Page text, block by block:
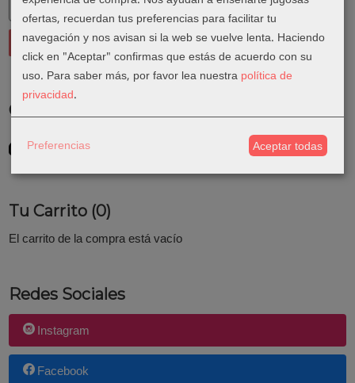
Costes de Envío
GRATIS *
Consultar Destinos
Tu Carrito (0)
El carrito de la compra está vacío
Redes Sociales
Instagram
Facebook
ofertas, recuerdan tus preferencias para facilitar tu
navegación y nos avisan si la web se vuelve lenta. Haciendo
click en "Aceptar" confirmas que estás de acuerdo con su
uso. Para saber más, por favor lea nuestra política de
privacidad.
Preferencias Aceptar todas